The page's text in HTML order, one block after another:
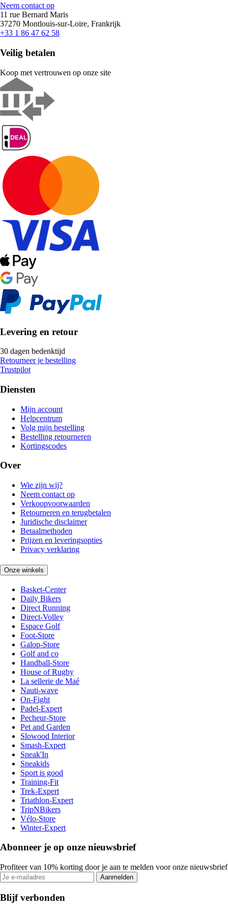
Neem contact op
11 rue Bernard Maris
37270 Montlouis-sur-Loire, Frankrijk
+33 1 86 47 62 58
Veilig betalen
Koop met vertrouwen op onze site
Levering en retour
30 dagen bedenktijd
Retourneer je bestelling
Trustpilot
Diensten
Mijn account
Helpcentrum
Volg mijn bestelling
Bestelling retourneren
Kortingscodes
Over
Wie zijn wij?
Neem contact op
Verkoopvoorwaarden
Retourneren en terugbetalen
Juridische disclaimer
Betaalmethoden
Prijzen en leveringsopties
Privacy verklaring
Onze winkels
Basket-Center
Daily Bikers
Direct Running
Direct-Volley
Espace Golf
Foot-Store
Galop-Store
Golf and co
Handball-Store
House of Rugby
La sellerie de Maé
Nauti-wave
On-Fight
Padel-Expert
Pecheur-Store
Pet and Garden
Slowood Interior
Smash-Expert
Sneak'In
Sneakids
Sport is good
Training-Fit
Trek-Expert
Triathlon-Expert
TripNBikers
Vélo-Store
Winter-Expert
Abonneer je op onze nieuwsbrief
Profiteer van 10% korting door je aan te melden voor onze nieuwsbrief
Aanmelden
Blijf verbonden